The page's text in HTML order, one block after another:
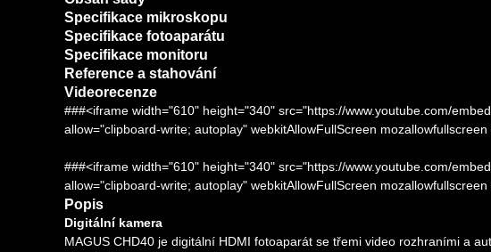
Specifikace mikroskopu
Specifikace fotoaparátu
Specifikace monitoru
Reference a stahování
Videorecenze
###<iframe width="610" height="340" src="https://www.youtube.com/
allow="clipboard-write; autoplay" webkitAllowFullScreen
###<iframe width="610" height="340" src="https://www.youtube.com/
allow="clipboard-write; autoplay" webkitAllowFullScreen
Popis
Digitální kamera
MAGUS CHD40 je digitální HDMI fotoaparát se třemi video rozhraními a